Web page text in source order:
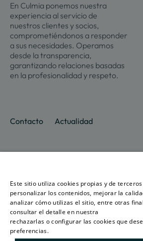
En Culmia ponemos nuestra
experiencia al servicio de
nuestros clientes y socios,
comprometiéndonos a responder
a sus necesidades. Operamos
desde la transparencia,
garantizando relaciones basadas
en la profesionalidad y respeto.
Contacto Actualidad
Madrid
Barcelona
Alicante
Sobre
nosotros
Destino
Culmia
Sala
negocio
Vivienda
Vivienda
Este sitio utiliza cookies propias y de
personalizar los contenidos, mejorar la
analizar cómo utilizas el sitio, entre otras
consultar el detalle en nuestra
rechazarlas o configurar las cookies que
preferencias.